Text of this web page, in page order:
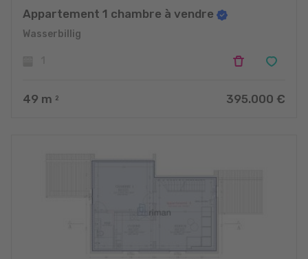
Appartement 1 chambre à vendre
Wasserbillig
49 m 2 395.000 €